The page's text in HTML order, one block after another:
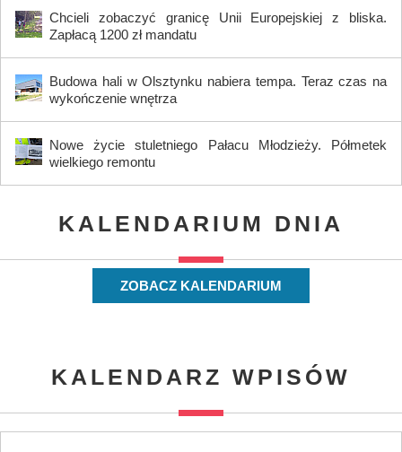
Chcieli zobaczyć granicę Unii Europejskiej z bliska.
Zapłacą 1200 zł mandatu
Budowa hali w Olsztynku nabiera tempa. Teraz czas na
wykończenie wnętrza
Nowe życie stuletniego Pałacu Młodzieży. Półmetek
wielkiego remontu
KALENDARIUM DNIA
ZOBACZ KALENDARIUM
KALENDARZ WPISÓW